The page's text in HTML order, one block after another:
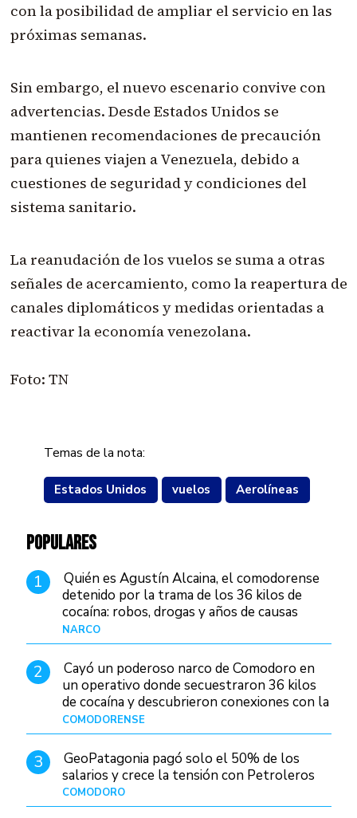
con la posibilidad de ampliar el servicio en las
próximas semanas.
Sin embargo, el nuevo escenario convive con
advertencias. Desde Estados Unidos se
mantienen recomendaciones de precaución
para quienes viajen a Venezuela, debido a
cuestiones de seguridad y condiciones del
sistema sanitario.
La reanudación de los vuelos se suma a otras
señales de acercamiento, como la reapertura de
canales diplomáticos y medidas orientadas a
reactivar la economía venezolana.
Foto: TN
Temas de la nota:
Estados Unidos vuelos Aerolíneas
POPULARES
1
Quién es Agustín Alcaina, el comodorense
detenido por la trama de los 36 kilos de
cocaína: robos, drogas y años de causas
judiciales
NARCO
2
Cayó un poderoso narco de Comodoro en
un operativo donde secuestraron 36 kilos
de cocaína y descubrieron conexiones con la
Patagonia
COMODORENSE
3
GeoPatagonia pagó solo el 50% de los
salarios y crece la tensión con Petroleros
COMODORO